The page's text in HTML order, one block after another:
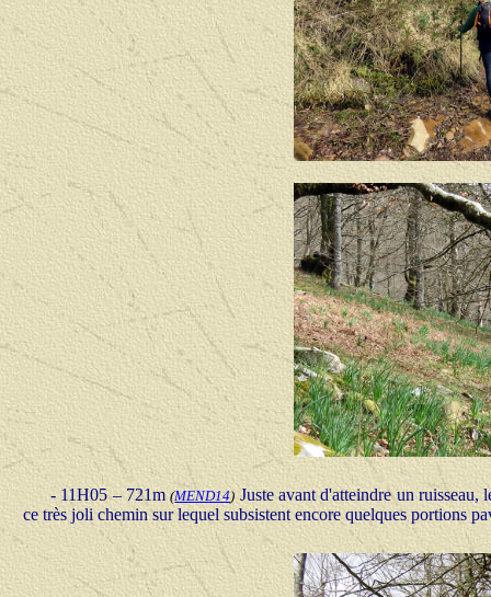
- 11H05 – 721m(MEND14) Juste avant d'atteindre un ruisseau,
ce très joli chemin sur lequel subsistent encore quelques portions